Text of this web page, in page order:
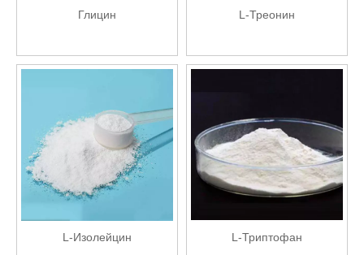
Глицин L-Треонин
L-Изолейцин L-Триптофан